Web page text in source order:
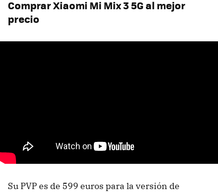
Comprar Xiaomi Mi Mix 3 5G al mejor
precio
Su PVP es de 599 euros para la versión de